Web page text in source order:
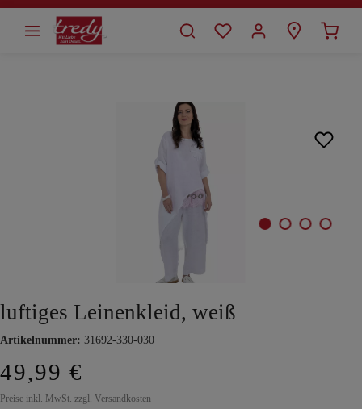
springen
luftiges Leinenkleid, weiß
Artikelnummer: 31692-330-030
49,99 €
Preise inkl. MwSt. zzgl. Versandkosten